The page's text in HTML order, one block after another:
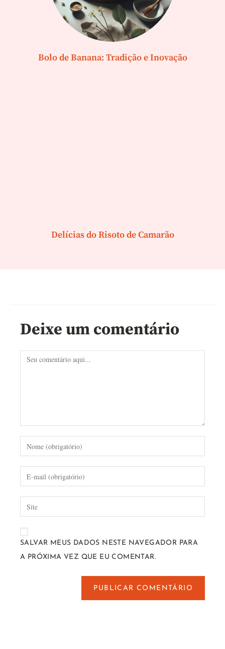
Bolo de Banana: Tradição e Inovação
Delícias do Risoto de Camarão
Deixe um comentário
SALVAR MEUS DADOS NESTE NAVEGADOR PARA
A PRÓXIMA VEZ QUE EU COMENTAR.